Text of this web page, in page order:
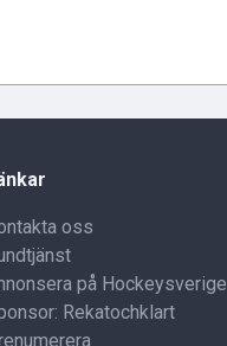
oss
på Hockeysverige
Rekatochklart